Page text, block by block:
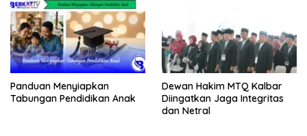
Panduan Menyiapkan
Tabungan Pendidikan Anak
Dewan Hakim MTQ Kalbar
Diingatkan Jaga Integritas
dan Netral